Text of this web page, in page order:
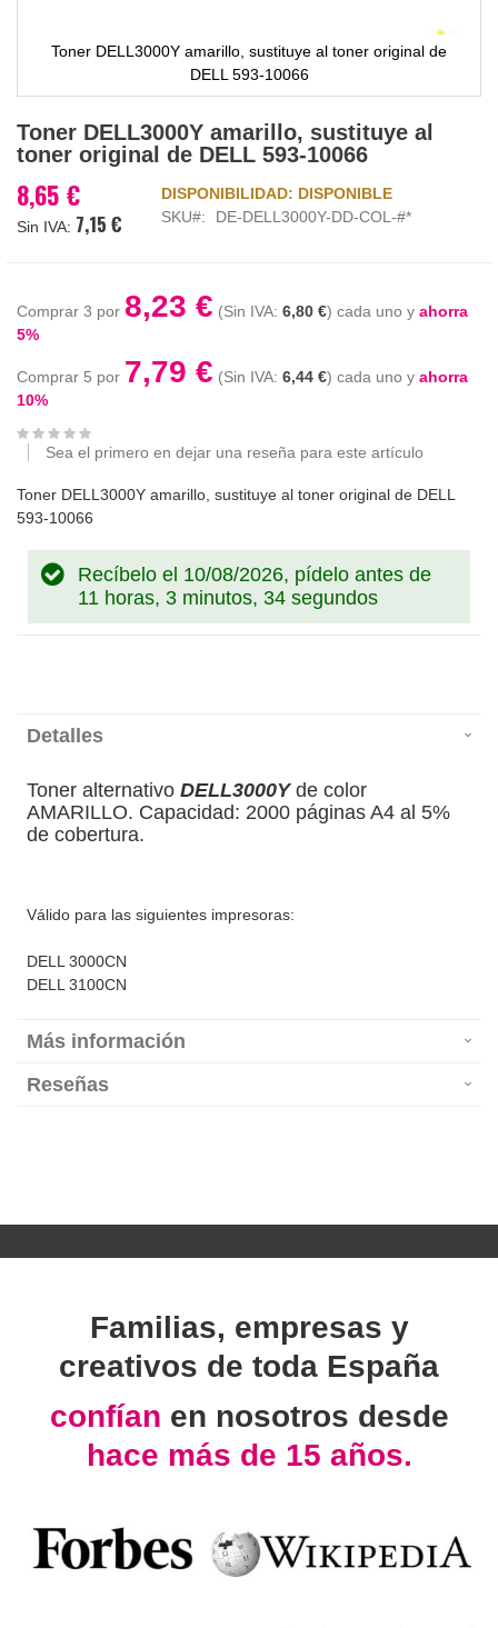
Toner DELL3000Y amarillo, sustituye al toner original de
DELL 593-10066
al
comienzo
la
galería
Toner DELL3000Y amarillo, sustituye al
toner original de DELL 593-10066
8,65 €
7,15 €
DISPONIBILIDAD: DISPONIBLE
SKU
DE-DELL3000Y-DD-COL-#*
Comprar 3 por 8,23 € 6,80 € cada uno y ahorra
5%
Comprar 5 por 7,79 € 6,44 € cada uno y ahorra
10%
Sea el primero en dejar una reseña para este artículo
Toner DELL3000Y amarillo, sustituye al toner original de DELL
593-10066
Recíbelo el 10/08/2026, pídelo antes de
11 horas, 3 minutos, 34 segundos
Detalles
Toner alternativo DELL3000Y de color
AMARILLO. Capacidad: 2000 páginas A4 al 5%
de cobertura.
Válido para las siguientes impresoras:
DELL 3000CN
DELL 3100CN
Más información
Reseñas
Familias, empresas y
creativos de toda España
confían en nosotros desde
hace más de 15 años.